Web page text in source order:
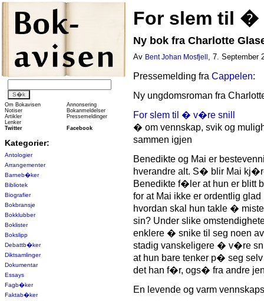
Om Bokavisen
Annonsering
Notiser
Bokanmeldelser
Artikler
Pressemeldinger
Lenker
Twitter
Facebook
Kategorier:
Antologier
Arrangementer
Barneb�ker
Bibliotek
Biografier
Bokbransje
Bokklubber
Boklister
Bokslipp
Debattb�ker
Diktsamlinger
Dokumentar
Essays
Fagb�ker
Faktab�ker
For slem til
Ny bok fra Charlotte
Av Bent Johan Mosfjell , 7. September
Pressemelding fra Cappelen:
Ny ungdomsroman fra
For slem til � v�re snill
� om vennskap, svik og
sammen igjen
Benedikte og Mai er
hverandre alt. S� blir Mai
Benedikte f�ler at hun er blitt
for at Mai ikke er ordentlig glad
hvordan skal hun takle �
sin? Under slike
enklere � snike til seg noen
stadig vanskeligere � v�re
at hun bare tenker p� seg selv
det han f�r, ogs� fra andre
En levende og varm